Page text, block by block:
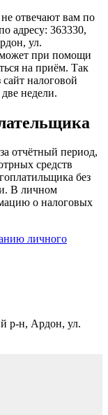
отвечают вам по
адресу: 363330,
ул.
при помощи
на приём. Так
налоговой
недели.
отчётный период,
средств
без
В личном
о налоговых
личного
р-н, Ардон, ул.